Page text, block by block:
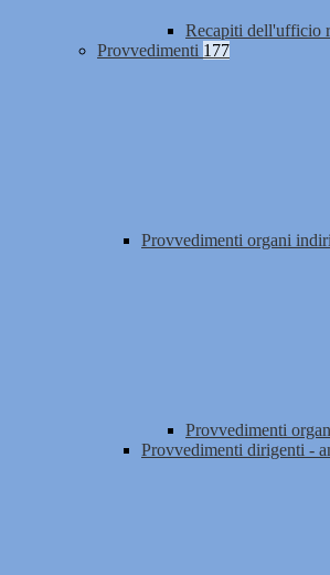
Recapiti dell'ufficio
Provvedimenti 177
Provvedimenti organi
Provvedimenti
Provvedimenti dirigenti -